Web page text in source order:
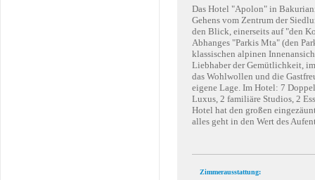
Das Hotel "Apolon" in
Gehens vom Zentrum der
den Blick, einerseits auf "den
Abhanges "Parkis Mta" (den
klassischen alpinen
Liebhaber der Gemütlichkeit,
das Wohlwollen und die
eigene Lage. Im Hotel: 7
Luxus, 2 familiäre Studios, 2
Hotel hat den großen
alles geht in den Wert des
Zimmerausstattung: